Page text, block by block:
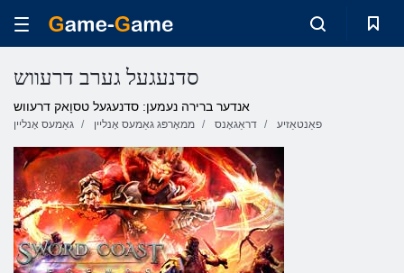
סדנעגעל גערב דרעווש
אנדער ברירה נעמען: סדנעגעל טסוָאק דרעווש
גאַמעס אָנליין ממאָרפּג גאַמעס אָנליין דראַגאָנס פאַנטאַזיע